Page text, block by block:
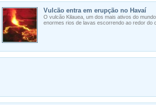
Vulcão entra em erupção no Havaí
O vulcão Kilauea, um dos mais ativos do
enormes rios de lavas escorrendo ao redor do